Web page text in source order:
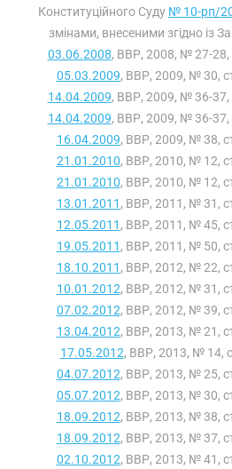
Конституційного Суду № 10-рп/
змінами, внесеними згідно із
03.06.2008, ВВР, 2008, № 27-28,
05.03.2009, ВВР, 2009, № 30,
14.04.2009, ВВР, 2009, № 36-37,
14.04.2009, ВВР, 2009, № 36-37,
16.04.2009, ВВР, 2009, № 38,
21.01.2010, ВВР, 2010, № 12,
21.01.2010, ВВР, 2010, № 12,
13.01.2011 , ВВР, 2011, № 31,
12.05.2011 , ВВР, 2011, № 45,
19.05.2011 , ВВР, 2011, № 50,
18.10.2011 , ВВР, 2012, № 22,
10.01.2012, ВВР, 2012, № 31,
07.02.2012, ВВР, 2012, № 39,
13.04.2012, ВВР, 2013, № 21,
17.05.2012, ВВР, 2013, № 14,
04.07.2012, ВВР, 2013, № 25,
05.07.2012, ВВР, 2013, № 30,
18.09.2012, ВВР, 2013, № 38,
18.09.2012, ВВР, 2013, № 37,
02.10.2012, ВВР, 2013, № 41,